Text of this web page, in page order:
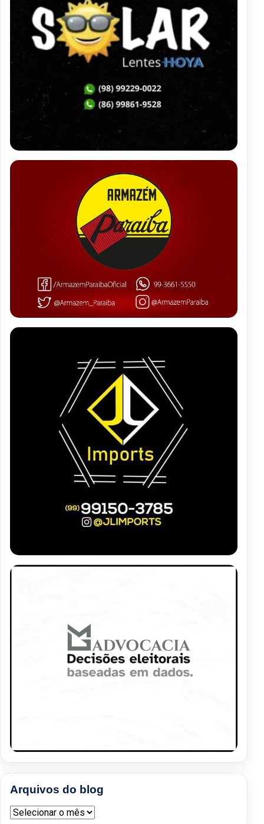
Arquivos do blog
Arquivos do blog